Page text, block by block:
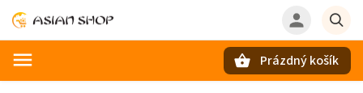
Prázdný košík